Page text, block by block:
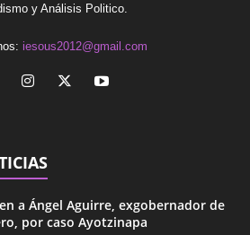
y Análisis Politico.
iesous2012@gmail.com
a Ángel Aguirre, exgobernador de
por caso Ayotzinapa